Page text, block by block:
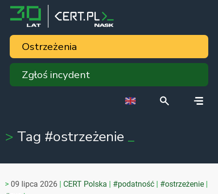
Ostrzeżenia
Zgłoś incydent
Tag #ostrzeżenie
09 lipca 2026 CERT Polska #podatność
#ostrzeżenie